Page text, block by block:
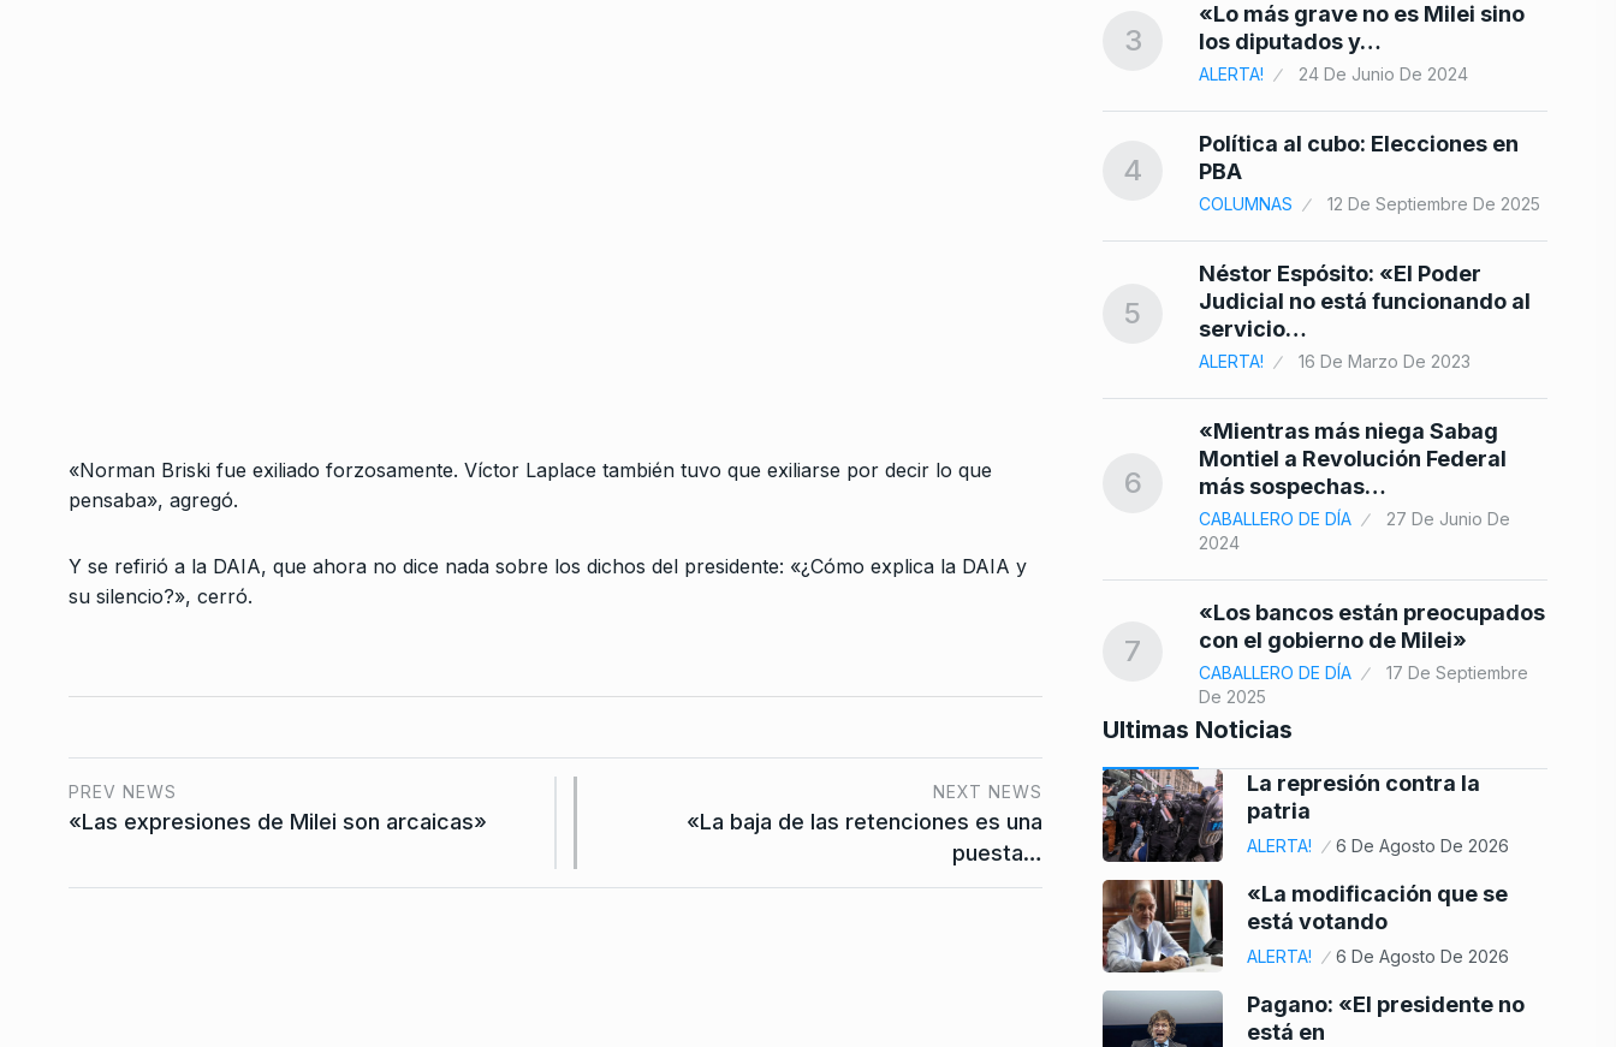
«Norman Briski fue exiliado forzosamente. Víctor Laplace también tuvo que exiliarse por decir lo que
pensaba», agregó.
Y se refirió a la DAIA, que ahora no dice nada sobre los dichos del presidente: «¿Cómo explica la DAIA y
su silencio?», cerró.
PREV NEWS
«Las expresiones de Milei son arcaicas»
NEXT NEWS
«La baja de las retenciones es una
puesta…
6
Montiel a Revolución Federal
De 2025
3
«Lo más grave no es Milei sino
los diputados y…
ALERTA! 24 De Junio De 2024
4
Política al cubo: Elecciones en
PBA
COLUMNAS 12 De Septiembre De 2025
5
Néstor Espósito: «El Poder
Judicial no está funcionando al
servicio…
ALERTA! 16 De Marzo De 2023
6
«Mientras más niega Sabag
Montiel a Revolución Federal
más sospechas…
CABALLERO DE DÍA
27 De Junio De
2024
7
«Los bancos están preocupados
con el gobierno de Milei»
CABALLERO DE DÍA
17 De Septiembre
De 2025
Ultimas Noticias
La represión contra la
patria
ALERTA! 6 De Agosto De 2026
«La modificación que se
está votando
ALERTA! 6 De Agosto De 2026
Pagano: «El presidente no
está en